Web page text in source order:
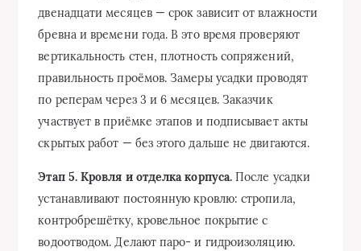
двенадцати месяцев — срок зависит от влажности
бревна и времени года. В это время проверяют
вертикальность стен, плотность сопряжений,
правильность проёмов. Замеры усадки проводят
по реперам через 3 и 6 месяцев. Заказчик
участвует в приёмке этапов и подписывает акты
скрытых работ — без этого дальше не двигаются.
Этап 5. Кровля и отделка корпуса. После усадки
устанавливают постоянную кровлю: стропила,
контробрешётку, кровельное покрытие с
водоотводом. Делают паро- и гидроизоляцию.